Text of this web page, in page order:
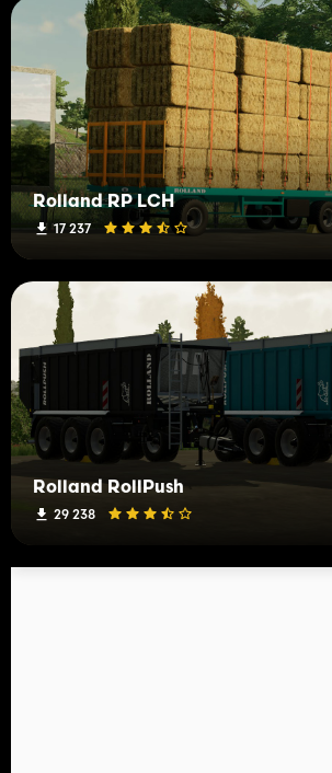
Rolland RP LCH
17 237
Rolland RollPush
29 238